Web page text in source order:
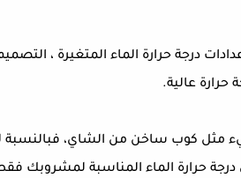
حرارة عالية.
مثل كوب ساخن من الشاي،
حرارة الماء المناسبة لمشروبك